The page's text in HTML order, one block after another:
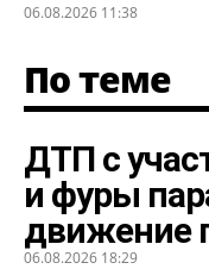
06.08.2026 11:38
По теме
ДТП с
и фуры
движение
06.08.2026 18:29